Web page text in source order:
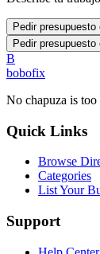
Pedir presupuesto
Pedir presupuesto
B
bobofix
No chapuza is
Quick Links
Browse
Categories
List Your
Support